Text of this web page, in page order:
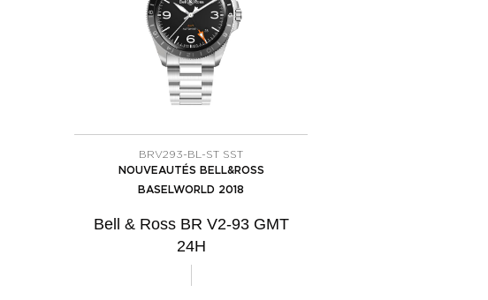
BRV293-BL-ST SST
NOUVEAUTÉS BELL&ROSS
BASELWORLD 2018
Bell & Ross BR V2-93 GMT
24H